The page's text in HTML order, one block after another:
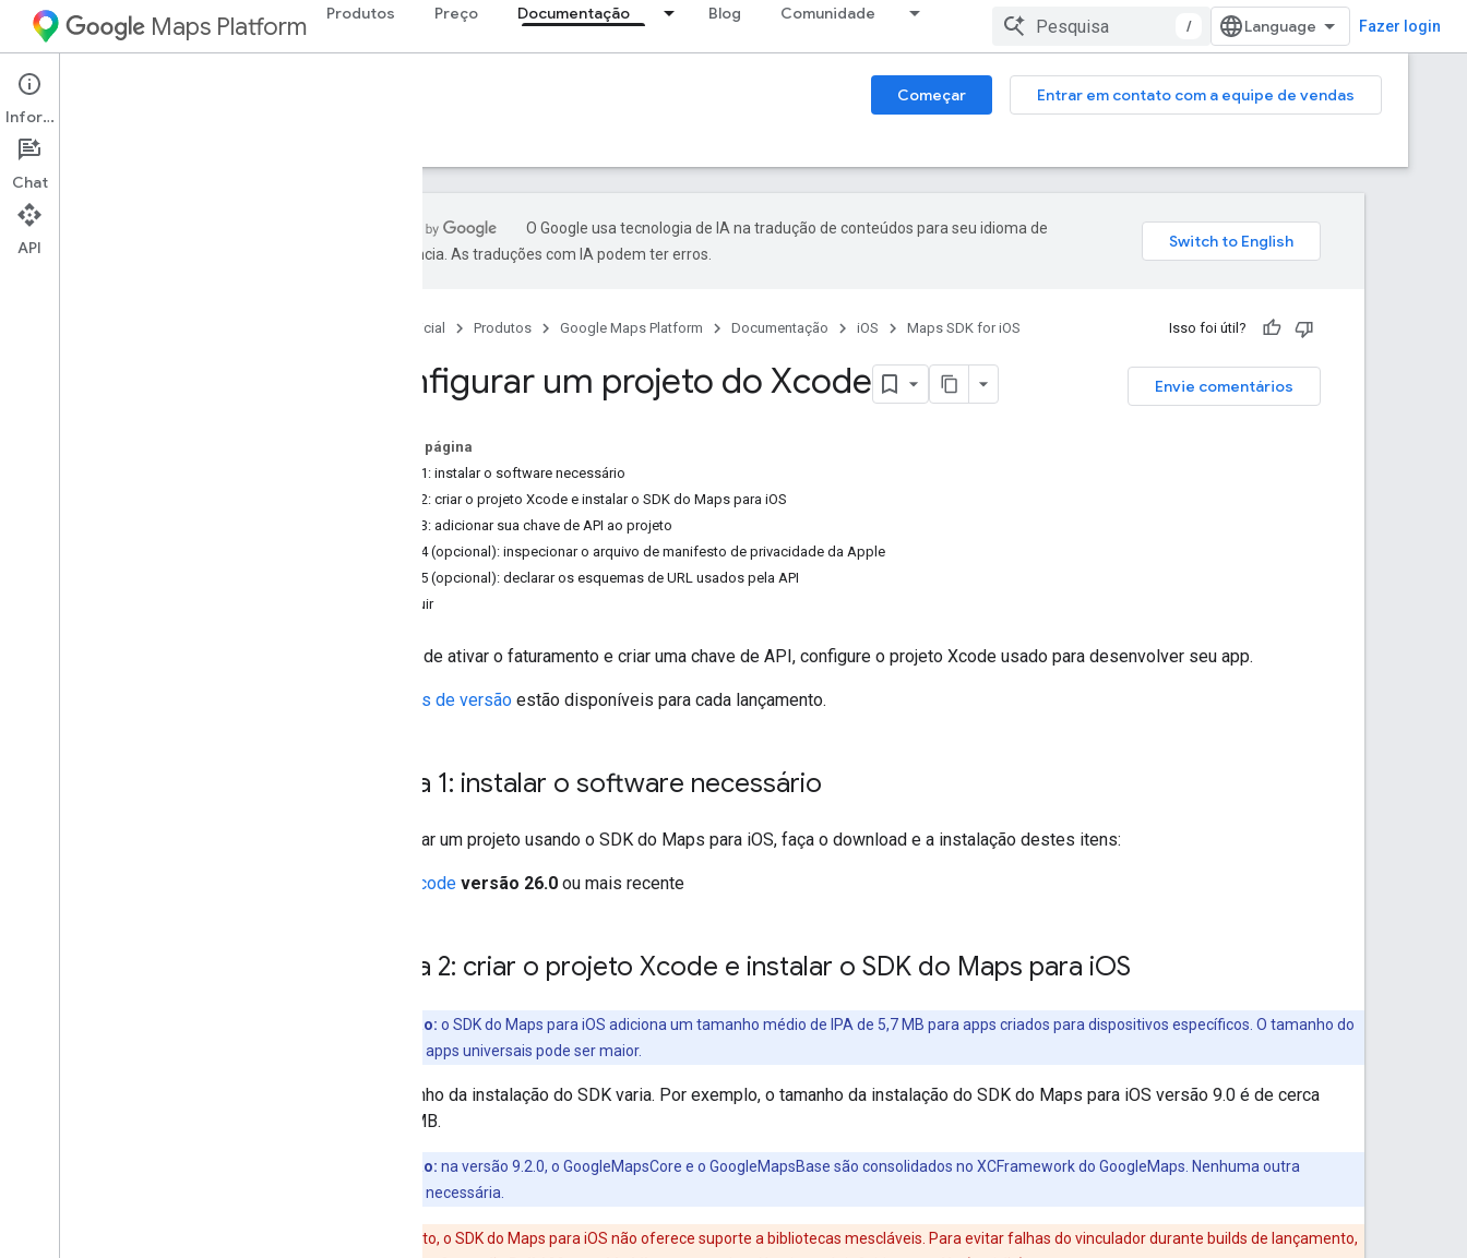
Maps Platform Produtos Preço Documentação Blog Comunidade
/ Fazer login
iOS Começar
Entrar em contato com a equipe de vendas
Guias
O Google usa tecnologia de IA na tradução de conteúdos para seu idioma de
preferência. As traduções com IA podem ter erros.
Página inicial Produtos Google Maps Platform Documentação iOS Maps SDK for iOS Isso foi útil?
Envie comentários
Configurar um projeto do Xcode
Nesta página
Etapa 1: instalar o software necessário
Etapa 2: criar o projeto Xcode e instalar o SDK do Maps para iOS
Etapa 3: adicionar sua chave de API ao projeto
Etapa 4 (opcional): inspecionar o arquivo de manifesto de privacidade da Apple
Etapa 5 (opcional): declarar os esquemas de URL usados pela API
A seguir
Depois de ativar o faturamento e criar uma chave de API, configure o projeto Xcode usado para desenvolver seu app.
As notas de versão estão disponíveis para cada lançamento.
Etapa 1: instalar o software necessário
Para criar um projeto usando o SDK do Maps para iOS, faça o download e a instalação destes itens:
Xcode versão 26.0 ou mais recente
Etapa 2: criar o projeto Xcode e instalar o SDK do Maps para iOS
Observação: o SDK do Maps para iOS adiciona um tamanho médio de IPA de 5,7 MB para apps criados para dispositivos específicos. O tamanho do
download para apps universais pode ser maior.
O tamanho da instalação do SDK varia. Por exemplo, o tamanho da instalação do SDK do Maps para iOS versão 9.0 é de cerca
de 18 MB.
Observação: na versão 9.2.0, o GoogleMapsCore e o GoogleMapsBase são consolidados no XCFramework do GoogleMaps. Nenhuma outra
configuração é necessária.
No momento, o SDK do Maps para iOS não oferece suporte a bibliotecas mescláveis. Para evitar falhas do vinculador durante builds de lançamento,
Informações
Chat
API